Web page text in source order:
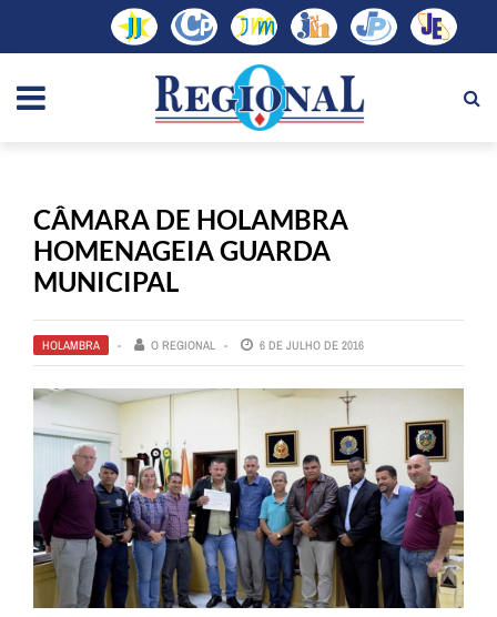
CÂMARA DE HOLAMBRA
HOMENAGEIA GUARDA
MUNICIPAL
HOLAMBRA O REGIONAL 6 DE JULHO DE 2016